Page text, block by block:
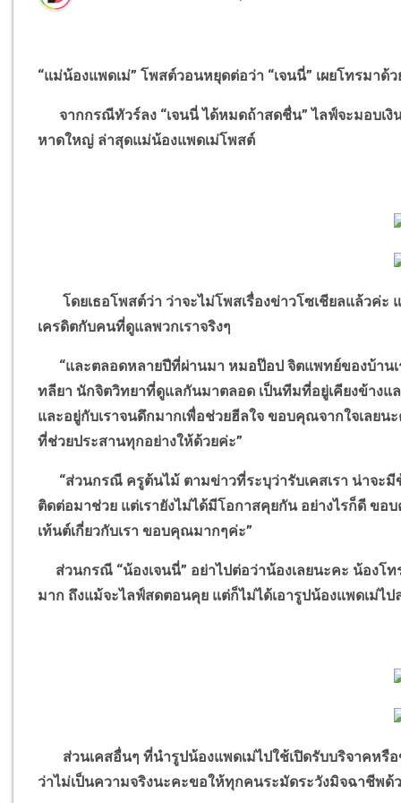
“แม่น้องแพดเม่”โพสต์วอนหยุดต่อว่า “เจนนี่” เผยโทรมาด้
จากกรณีทัวร์ลง “เจนนี่ ได้หมดถ้าสดชื่น”ไลฟ์จะมอบเงิ
หาดใหญ่ ล่าสุดแม่น้องแพดเม่โพสต์
โดยเธอโพสต์ว่า ว่าจะไม่โพสเรื่องข่าวโซเชียลแล้วค่ะ
เครดิตกับคนที่ดูแลพวกเราจริงๆ
“และตลอดหลายปีที่ผ่านมา หมอป๊อป จิตแพทย์ของบ้าน
ทลียา นักจิตวิทยาที่ดูแลกันมาตลอด เป็นทีมที่อยู่เคียงข้างแ
และอยู่กับเราจนดึกมากเพื่อช่วยฮีลใจ ขอบคุณจากใจเลย
ที่ช่วยประสานทุกอย่างให้ด้วยค่ะ”
“ส่วนกรณี ครูต้นไม้ ตามข่าวที่ระบุว่ารับเคสเรา น่าจะ
ติดต่อมาช่วย แต่เรายังไม่ได้มีโอกาสคุยกัน อย่างไรก็ดี ข
เท้นต์เกี่ยวกับเรา ขอบคุณมากๆค่ะ”
ส่วนกรณี “น้องเจนนี่” อย่าไปต่อว่าน้องเลยนะคะ น้องโ
มาก ถึงแม้จะไลฟ์สดตอนคุย แต่ก็ไม่ได้เอารูปน้องแพดเม่ไ
ส่วนเคสอื่นๆ ที่นำรูปน้องแพดเม่ไปใช้เปิดรับบริจาคหรือ
ว่าไม่เป็นความจริงนะคะขอให้ทุกคนระมัดระวังมิจฉาชีพด้ว